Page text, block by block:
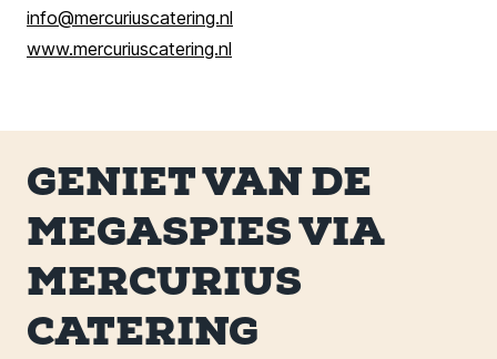
info@mercuriuscatering.nl
www.mercuriuscatering.nl
GENIET VAN DE
MEGASPIES VIA
MERCURIUS
CATERING